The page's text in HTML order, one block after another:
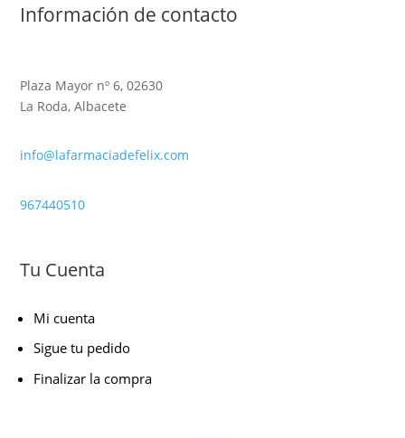
Información de contacto
Plaza Mayor nº 6, 02630
La Roda, Albacete
info@lafarmaciadefelix.com
967440510
Tu Cuenta
Mi cuenta
Sigue tu pedido
Finalizar la compra